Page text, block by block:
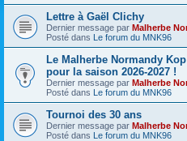
Lettre à Gaël Clichy
Dernier message par Malherbe
Posté dans Le forum du MNK96
Le Malherbe Normandy
pour la saison 2026-2027 !
Dernier message par Malherbe
Posté dans Le forum du MNK96
Tournoi des 30 ans
Dernier message par Malherbe
Posté dans Le forum du MNK96